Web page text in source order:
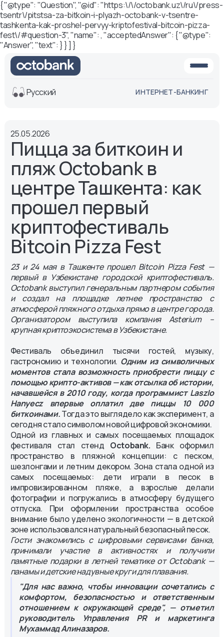
{ "@type": "Question", "@id": "https:\/\/octobank.uz\/ru\/press-
tsentr\/pitstsa-za-bitkoin-i-plyazh-octobank-v-tsentre-
tashkenta-kak-proshel-pervyy-kriptofestival-bitcoin-pizza-
fest\/#question-3", "name": , "acceptedAnswer": { "@type":
"Answer", "text": } } ] }
Обычная
версия
белая
версия
Озвучить
Размер шрифта
Aa -
Aa
Aa +
Русский ИНТЕРНЕТ-БАНКИНГ
25.05.2026
Пицца за биткоин и
пляж Octobank в
центре Ташкента: как
прошел первый
криптофестиваль
Bitcoin Pizza Fest
23 и 24 мая в Ташкенте прошел Bitcoin Pizza Fest —
первый в Узбекистане городской криптофестиваль.
Octobank выступил генеральным партнером события
и создал на площадке летнее пространство с
атмосферой пляжного отдыха прямо в центре города.
Организатором выступила компания Asterium –
крупная криптоэкосистема в Узбекистане.
Фестиваль объединил тысячи гостей, музыку,
гастрономию и технологии. Одним из символичных
моментов стала возможность приобрести пиццу с
помощью крипто-активов — как отсылка об истории,
начавшейся в 2010 году, когда программист Laszlo
Hanyecz впервые оплатил две пиццы 10 000
биткоинами.Тогда это выглядело как эксперимент, а
сегодня стало символом новой цифровой экономики.
Одной из главных и самых посещаемых площадок
фестиваля стал стенд Octobank. Банк оформил
пространство в пляжной концепции: с песком,
шезлонгами и летним декором. Зона стала одной из
самых посещаемых: дети играли в песок в
импровизированном пляже, а взрослые делали
фотографии и погружались в атмосферу будущего
отпуска. При оформлении пространства особое
внимание было уделено экологичности — в детской
зоне использовался натуральный безопасный песок.
Гости знакомились с цифровыми сервисами банка,
принимали участие в активностях и получили
памятные подарки в летней тематике от Octobank —
панамы и детские надувные круги для плавания.
"Для нас важно, чтобы инновации сочетались с
комфортом, безопасностью и ответственным
отношением к окружающей среде", — отметил
руководитель Управления PR и маркетинга
Мухаммад Алиназаров.